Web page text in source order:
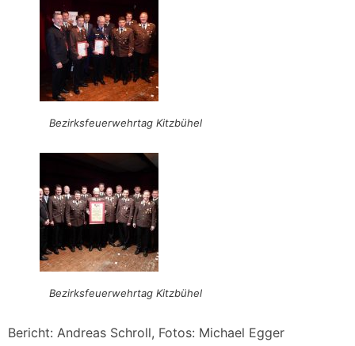
Bezirksfeuerwehrtag Kitzbühel
Bezirksfeuerwehrtag Kitzbühel
Bericht: Andreas Schroll, Fotos: Michael Egger